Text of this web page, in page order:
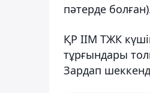
пәтерде
ҚР ІІМ ТЖК
тұрғындары
Зардап